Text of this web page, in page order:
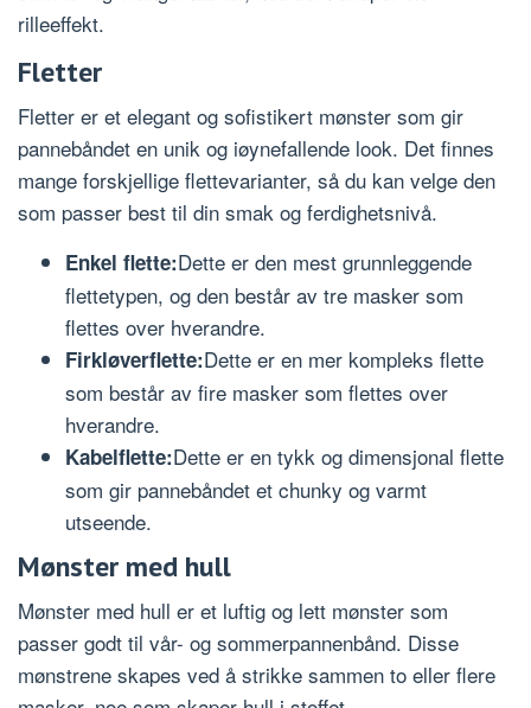
rilleeffekt.
Fletter
Fletter er et elegant og sofistikert mønster som gir
pannebåndet en unik og iøynefallende look. Det finnes
mange forskjellige flettevarianter, så du kan velge den
som passer best til din smak og ferdighetsnivå.
Enkel flette:Dette er den mest grunnleggende
flettetypen, og den består av tre masker som
flettes over hverandre.
Firkløverflette:Dette er en mer kompleks flette
som består av fire masker som flettes over
hverandre.
Kabelflette:Dette er en tykk og dimensjonal flette
som gir pannebåndet et chunky og varmt
utseende.
Mønster med hull
Mønster med hull er et luftig og lett mønster som
passer godt til vår- og sommerpannenbånd. Disse
mønstrene skapes ved å strikke sammen to eller flere